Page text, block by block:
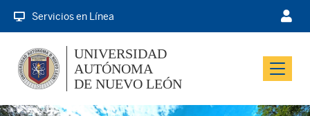
Servicios en Línea
Menu
UNIVERSIDAD
AUTÓNOMA
DE NUEVO LEÓN